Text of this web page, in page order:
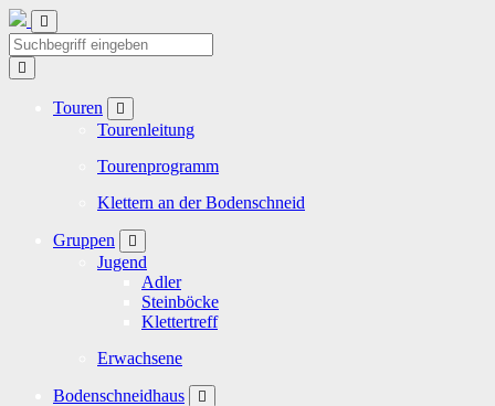
Touren
Tourenleitung
Tourenprogramm
Klettern an der Bodenschneid
Gruppen
Jugend
Adler
Steinböcke
Klettertreff
Erwachsene
Bodenschneidhaus